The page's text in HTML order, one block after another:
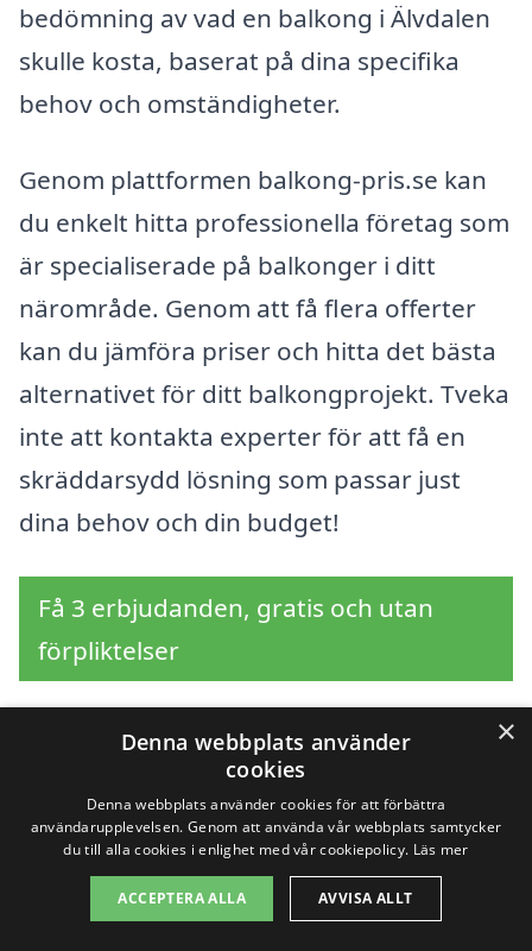
bedömning av vad en balkong i Älvdalen
skulle kosta, baserat på dina specifika
behov och omständigheter.
Genom plattformen balkong-pris.se kan
du enkelt hitta professionella företag som
är specialiserade på balkonger i ditt
närområde. Genom att få flera offerter
kan du jämföra priser och hitta det bästa
alternativet för ditt balkongprojekt. Tveka
inte att kontakta experter för att få en
skräddarsydd lösning som passar just
dina behov och din budget!
Få 3 erbjudanden, gratis och utan
förpliktelser
Sök efter en
professionell för
balkong i andra städer
×
Denna webbplats använder
cookies
Denna webbplats använder cookies för att förbättra
användarupplevelsen. Genom att använda vår webbplats samtycker
du till alla cookies i enlighet med vår cookiepolicy. Läs mer
ACCEPTERA ALLA AVVISA ALLT